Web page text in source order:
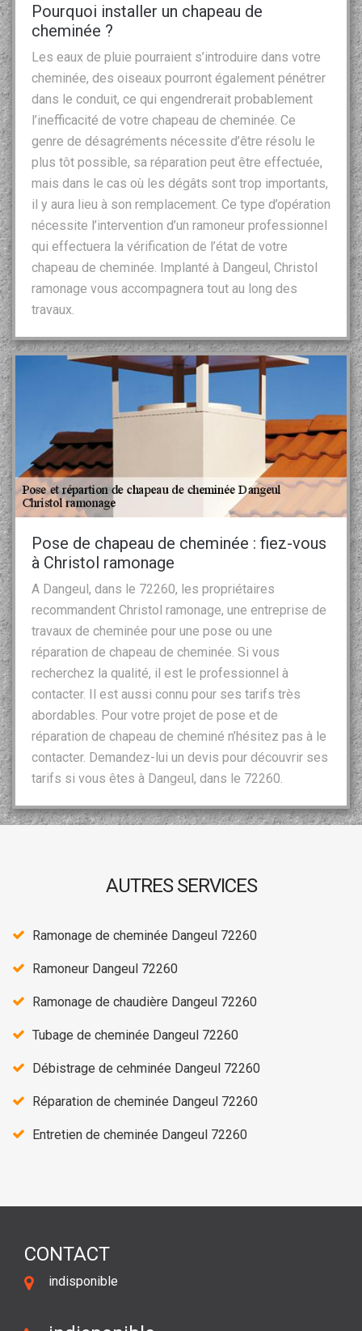
Pourquoi installer un chapeau de
cheminée ?
Les eaux de pluie pourraient s’introduire dans votre
cheminée, des oiseaux pourront également pénétrer
dans le conduit, ce qui engendrerait probablement
l’inefficacité de votre chapeau de cheminée. Ce
genre de désagréments nécessite d’être résolu le
plus tôt possible, sa réparation peut être effectuée,
mais dans le cas où les dégâts sont trop importants,
il y aura lieu à son remplacement. Ce type d’opération
nécessite l’intervention d’un ramoneur professionnel
qui effectuera la vérification de l’état de votre
chapeau de cheminée. Implanté à Dangeul, Christol
ramonage vous accompagnera tout au long des
travaux.
Pose de chapeau de cheminée : fiez-vous
à Christol ramonage
A Dangeul, dans le 72260, les propriétaires
recommandent Christol ramonage, une entreprise de
travaux de cheminée pour une pose ou une
réparation de chapeau de cheminée. Si vous
recherchez la qualité, il est le professionnel à
contacter. Il est aussi connu pour ses tarifs très
abordables. Pour votre projet de pose et de
réparation de chapeau de cheminé n’hésitez pas à le
contacter. Demandez-lui un devis pour découvrir ses
tarifs si vous êtes à Dangeul, dans le 72260.
AUTRES SERVICES
Ramonage de cheminée Dangeul 72260
Ramoneur Dangeul 72260
Ramonage de chaudière Dangeul 72260
Tubage de cheminée Dangeul 72260
Débistrage de cehminée Dangeul 72260
Réparation de cheminée Dangeul 72260
Entretien de cheminée Dangeul 72260
CONTACT
indisponible